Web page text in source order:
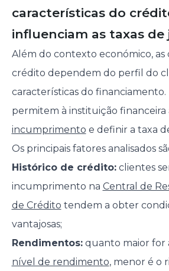
características do
influenciam as taxas de
Além do contexto económico, as
crédito dependem do perfil do
características do financiamento.
permitem à instituição financeira
incumprimento e definir a taxa
Os principais fatores analisados
Histórico de crédito:clientes
incumprimento na Central de
de Crédito tendem a obter
vantajosas;
Rendimentos:quanto maior for
nível de rendimento, menor é o